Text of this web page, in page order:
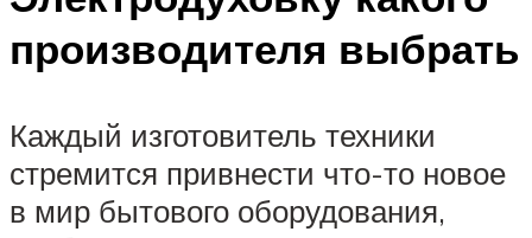
производителя выбрать
Каждый изготовитель техники
стремится привнести что-то новое
в мир бытового оборудования,